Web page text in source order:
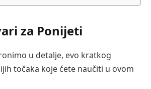
za Ponijeti
u detalje, evo kratkog
točaka koje ćete naučiti u ovom